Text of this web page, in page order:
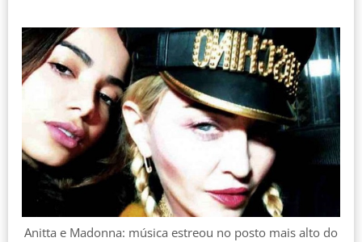
Anitta e Madonna: música estreou no posto mais alto do